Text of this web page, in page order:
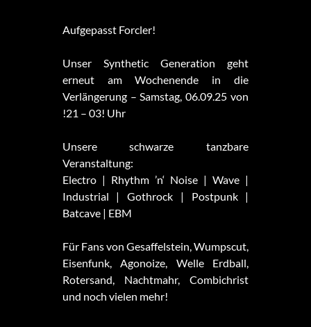
Aufgepasst Forcler!
Unser Synthetic Generation geht
erneut am Wochenende in die
Verlängerung – Samstag, 06.09.25 von
!21 – 03! Uhr
Unsere schwarze tanzbare
Veranstaltung:
Electro | Rhythm ’n‘ Noise | Wave |
Industrial | Gothrock | Postpunk |
Batcave | EBM
Für Fans von Gesaffelstein, Wumpscut,
Eisenfunk, Agonoize, Welle Erdball,
Rotersand, Nachtmahr, Combichrist
und noch vielen mehr!